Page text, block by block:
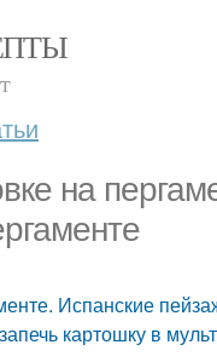
на
Испанские
картошку в